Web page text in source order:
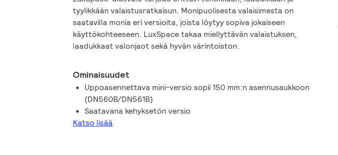
tyylikkään valaistusratkaisun. Monipuolisesta valaisimesta on
saatavilla monia eri versioita, joista löytyy sopiva jokaiseen
käyttökohteeseen. LuxSpace takaa miellyttävän valaistuksen,
laadukkaat valonjaot sekä hyvän värintoiston.
Ominaisuudet
Uppoasennettava mini-versio sopii 150 mm:n asennusaukkoon
(DN560B/DN561B)
Saatavana kehyksetön versio
Katso lisää